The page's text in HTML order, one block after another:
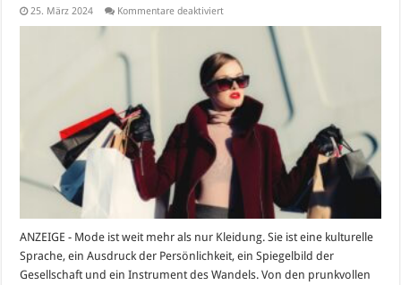
25. März 2024 Kommentare deaktiviertfür
Mode:
Ein
Blick
auf
ihre
Bedeutung,
Evolution
und
Einfluss
ANZEIGE - Mode ist weit mehr als nur Kleidung. Sie ist eine kulturelle
Sprache, ein Ausdruck der Persönlichkeit, ein Spiegelbild der
Gesellschaft und ein Instrument des Wandels. Von den prunkvollen